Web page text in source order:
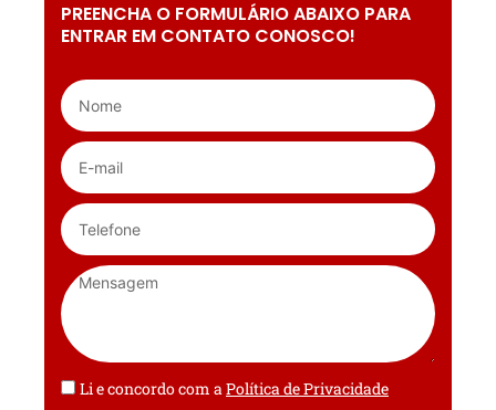
PREENCHA O FORMULÁRIO ABAIXO PARA
ENTRAR EM CONTATO CONOSCO!
Li e concordo com aPolítica de Privacidade